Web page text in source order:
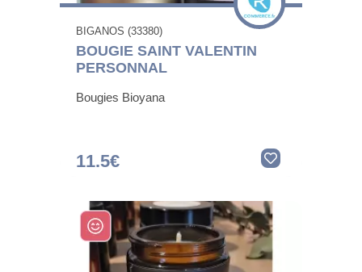
BIGANOS (33380)
BOUGIE SAINT VALENTIN
PERSONNAL
Bougies Bioyana
11.5€